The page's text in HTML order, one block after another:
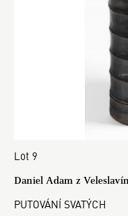
Lot 9
Daniel Adam z
PUTOVÁNÍ SVATÝCH